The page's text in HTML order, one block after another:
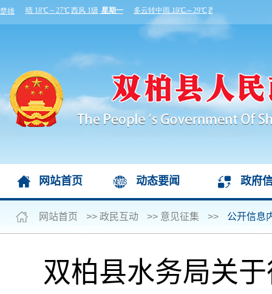
网站首页 动态要闻 政府
网站首页 >> 政民互动 >> 意见征集 >> 公开信息
双柏县水务局关